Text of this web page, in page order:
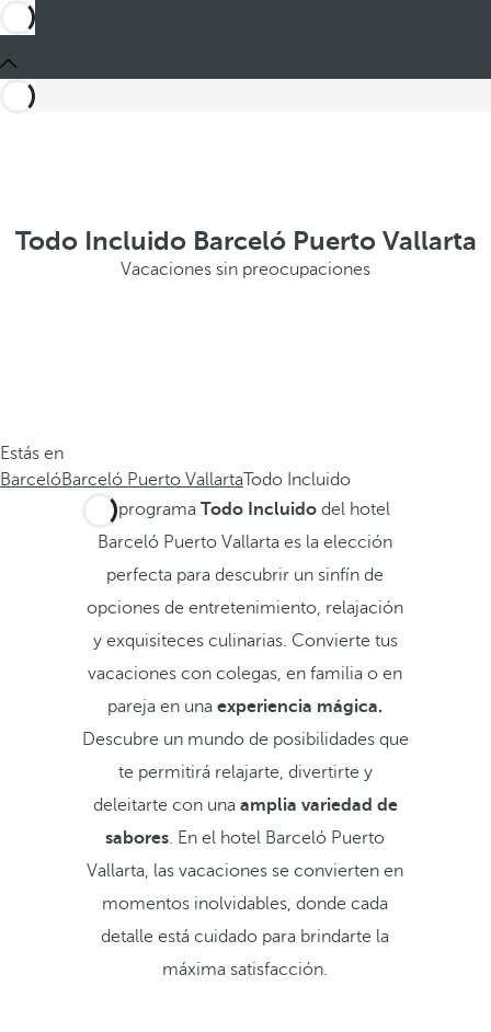
Todo Incluido Barceló Puerto Vallarta
Vacaciones sin preocupaciones
Estás en
BarcelóBarceló Puerto VallartaTodo Incluido
El programa Todo Incluido del hotel
Barceló Puerto Vallarta es la elección
perfecta para descubrir un sinfín de
opciones de entretenimiento, relajación
y exquisiteces culinarias. Convierte tus
vacaciones con colegas, en familia o en
pareja en unaexperiencia mágica.
Descubre un mundo de posibilidades que
te permitirá relajarte, divertirte y
deleitarte con una amplia variedad de
sabores. En el hotel Barceló Puerto
Vallarta, las vacaciones se convierten en
momentos inolvidables, donde cada
detalle está cuidado para brindarte la
máxima satisfacción.